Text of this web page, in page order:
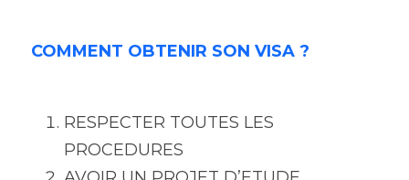
COMMENT OBTENIR SON VISA ?
RESPECTER TOUTES LES
PROCEDURES